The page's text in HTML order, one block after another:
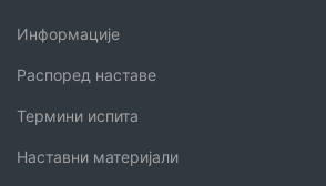
Информације
Распоред наставе
Термини испита
Наставни материјали